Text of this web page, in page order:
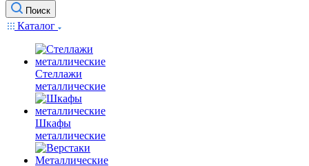
Поиск
Каталог
Стеллажи
металлические
Шкафы
металлические